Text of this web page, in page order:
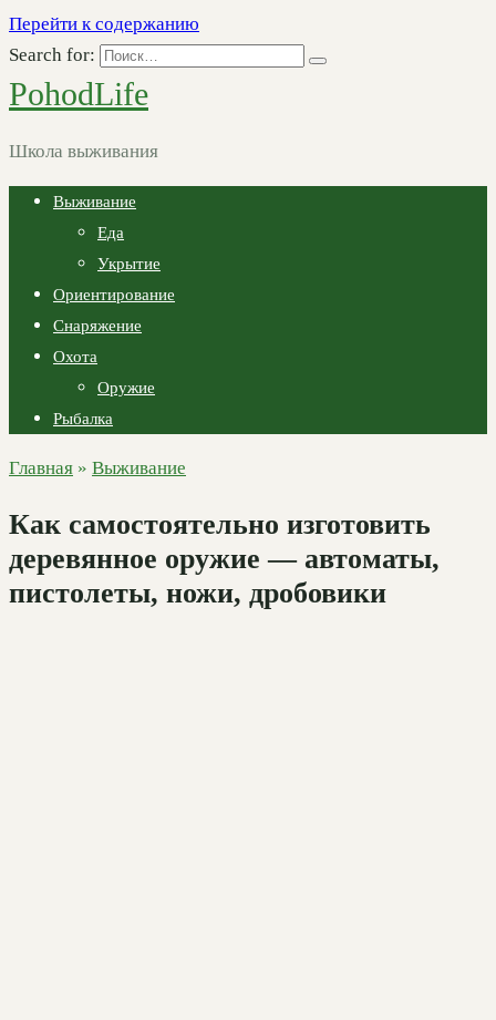
Перейти к содержанию
Search for:
PohodLife
Школа выживания
Выживание
Еда
Укрытие
Ориентирование
Снаряжение
Охота
Оружие
Рыбалка
Главная » Выживание
Как самостоятельно изготовить
деревянное оружие — автоматы,
пистолеты, ножи, дробовики